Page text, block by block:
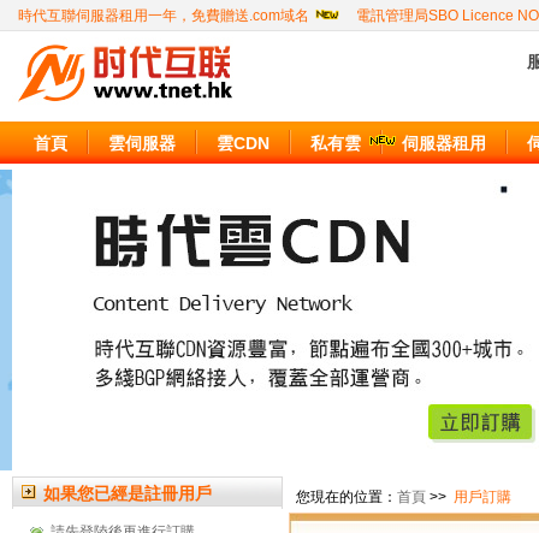
時代互聯伺服器租用一年，免費贈送.com域名 電訊管理局SBO Licence
首頁 雲伺服器 雲CDN 私有雲 伺服器租用
如果您已經是註冊用戶 您現在的位置： 首頁 >> 用戶訂購